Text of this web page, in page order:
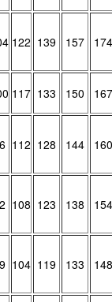
122 139 157 174
117 133 150 167
112 128 144 160
108 123 138 154
104 119 133 148